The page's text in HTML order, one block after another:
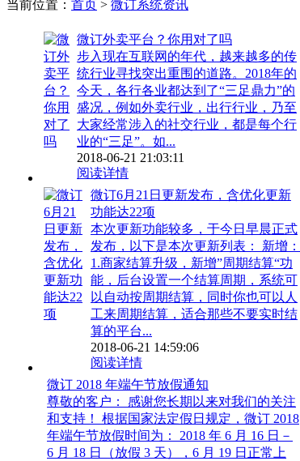
当前位置： 首页 > 微订系统资讯
微订外卖平台？你用对了吗
步入现在互联网的年代，越来越多的传
统行业寻找突出重围的道路。2018年的
今天，各行各业都达到了“三足鼎力”的
盛况，例如外卖行业，出行行业，乃至
大家经常涉入的社交行业，都是每个行
业的“三足”。如...
2018-06-21 21:03:11
阅读详情
微订6月21日更新发布，含优化更新
功能达22项
本次更新功能较多，于今日早晨正式
发布，以下是本次更新列表： 新增：
1.商家结算升级，新增”周期结算“功
能，后台设置一个结算周期，系统可
以自动按周期结算，同时你也可以人
工来周期结算，适合那些不要实时结
算的平台...
2018-06-21 14:59:06
阅读详情
微订 2018 年端午节放假通知
尊敬的客户： 感谢您长期以来对我们的关注
和支持！ 根据国家法定假日规定，微订 2018
年端午节放假时间为： 2018 年 6 月 16 日－
6 月 18 日（放假 3 天），6 月 19 日正常上